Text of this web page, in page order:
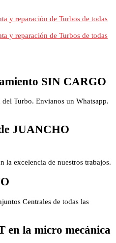
SIN CARGO
Turbo. Envianos un Whatsapp.
JUANCHO
la excelencia de nuestros trabajos.
Centrales de todas las
en la micro mecánica